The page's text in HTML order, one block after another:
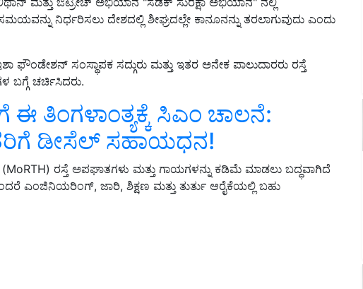
ನಿರ್ಧರಿಸಲು ದೇಶದಲ್ಲಿ ಶೀಘ್ರದಲ್ಲೇ ಕಾನೂನನ್ನು ತರಲಾಗುವುದು ಎಂದು
ಸಂಸ್ಥಾಪಕ ಸದ್ಗುರು ಮತ್ತು ಇತರ ಅನೇಕ ಪಾಲುದಾರರು ರಸ್ತೆ
ಬಗ್ಗೆ ಚರ್ಚಿಸಿದರು.
ಈ ತಿಂಗಳಾಂತ್ಯಕ್ಕೆ ಸಿಎಂ ಚಾಲನೆ‌:
ಡೀಸೆಲ್ ಸಹಾಯಧನ!
ರಸ್ತೆ ಅಪಘಾತಗಳು ಮತ್ತು ಗಾಯಗಳನ್ನು ಕಡಿಮೆ ಮಾಡಲು ಬದ್ಧವಾಗಿದೆ
ಎಂಜಿನಿಯರಿಂಗ್, ಜಾರಿ, ಶಿಕ್ಷಣ ಮತ್ತು ತುರ್ತು ಆರೈಕೆಯಲ್ಲಿ ಬಹು